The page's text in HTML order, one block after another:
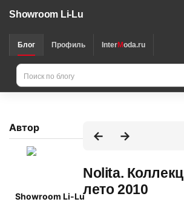
Showroom Li-Lu
Блог Профиль InterModa.ru
Автор
Showroom Li-Lu
Nolita.
лето 2010